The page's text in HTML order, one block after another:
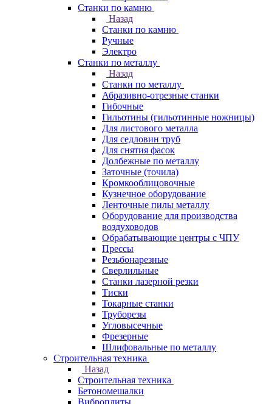
Станки по камню
Назад
Станки по камню
Ручные
Электро
Станки по металлу
Назад
Станки по металлу
Абразивно-отрезные станки
Гибочные
Гильотины (гильотинные ножницы)
Для листового металла
Для седловин труб
Для снятия фасок
Долбежные по металлу
Заточные (точила)
Кромкооблицовочные
Кузнечное оборудование
Ленточные пилы металлу
Оборудование для производства
воздуховодов
Обрабатывающие центры с ЧПУ
Прессы
Резьбонарезные
Сверлильные
Станки лазерной резки
Тиски
Токарные станки
Труборезы
Угловысечные
Фрезерные
Шлифовальные по металлу
Строительная техника
Назад
Строительная техника
Бетономешалки
Виброплиты